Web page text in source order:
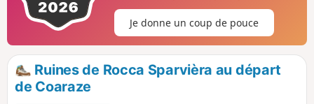
Je donne un coup de pouce
Ruines de Rocca Sparvièra au départ
de Coaraze